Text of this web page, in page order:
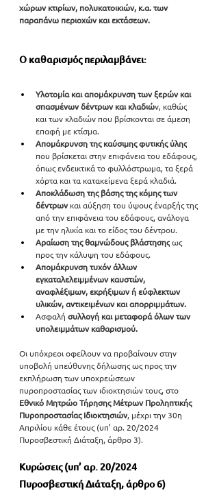
χώρων κτιρίων, πολυκατοικιών, κ.α. των
παραπάνω περιοχών και εκτάσεων.
Ο καθαρισμός περιλαμβάνει:
Υλοτομία και απομάκρυνση των ξερών και
σπασμένων δέντρων και κλαδιών, καθώς
και των κλαδιών που βρίσκονται σε άμεση
επαφή με κτίσμα.
Απομάκρυνση της καύσιμης φυτικής ύλης
που βρίσκεται στην επιφάνεια του εδάφους,
όπως ενδεικτικά το φυλλόστρωμα, τα ξερά
χόρτα και τα κατακείμενα ξερά κλαδιά.
Αποκλάδωση της βάσης της κόμης των
δέντρων και αύξηση του ύψους έναρξής της
από την επιφάνεια του εδάφους, ανάλογα
με την ηλικία και το είδος του δέντρου.
Αραίωση της θαμνώδους βλάστησης ως
προς την κάλυψη του εδάφους.
Απομάκρυνση τυχόν άλλων
εγκαταλελειμμένων καυστών,
αναφλέξιμων, εκρήξιμων ή εύφλεκτων
υλικών, αντικειμένων και απορριμμάτων.
Ασφαλή συλλογή και μεταφορά όλων των
υπολειμμάτων καθαρισμού.
Οι υπόχρεοι οφείλουν να προβαίνουν στην
υποβολή υπεύθυνης δήλωσης ως προς την
εκπλήρωση των υποχρεώσεων
πυροπροστασίας των ιδιοκτησιών τους, στο
Εθνικό Μητρώο Τήρησης Μέτρων Προληπτικής
Πυροπροστασίας Ιδιοκτησιών, μέχρι την 30η
Απριλίου κάθε έτους (υπ’ αρ. 20/2024
Πυροσβεστική Διάταξη, άρθρο 3).
Κυρώσεις (υπ’ αρ. 20/2024
Πυροσβεστική Διάταξη, άρθρο 6)